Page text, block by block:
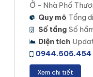
Ở - Nhà Phố
Quy mô Tổng
Số tầng Số
Diện tích
0944.505.454
Xem chi tiết